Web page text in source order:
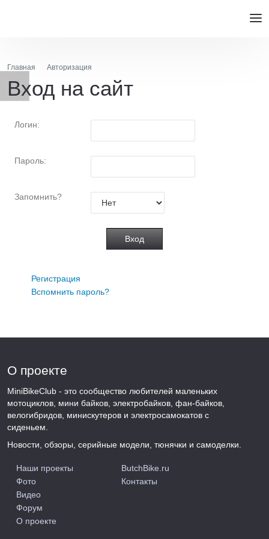
Главная Авторизация
Вход на сайт
Логин:
Пароль:
Запомнить?
Регистрация
Вспомнить пароль?
О проекте
MiniBikeClub - это сообщество любителей маленьких
мотоциклов, мини байков, электробайков, фан-байков,
велогибридов, минискутеров и электросамокатов с
сиденьем.
Новости, обзоры, серийные модели, тюнячки и самоделки.
Наши проекты
Фото
Видео
Форум
О проекте
ButchBike.ru
Контакты